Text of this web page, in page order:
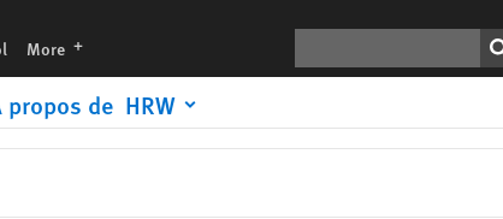
More languages
propos de HRW